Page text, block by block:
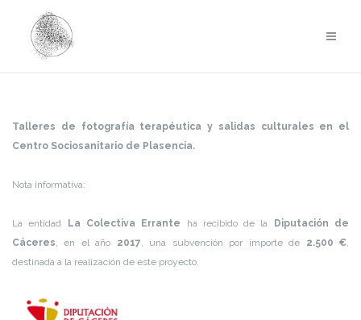
contenido
Talleres de fotografía terapéutica y salidas culturales en el
Centro Sociosanitario de Plasencia.
Nota informativa:
La entidad La Colectiva Errante ha recibido de la
Diputación de
Cáceres, en el año 2017, una subvención por importe de 2.500 €,
destinada a la realización de este proyecto.